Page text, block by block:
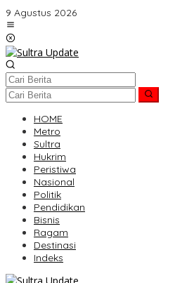
Lewati
ke
konten
9 Agustus 2026
HOME
Metro
Sultra
Hukrim
Peristiwa
Nasional
Politik
Pendidikan
Bisnis
Ragam
Destinasi
Indeks